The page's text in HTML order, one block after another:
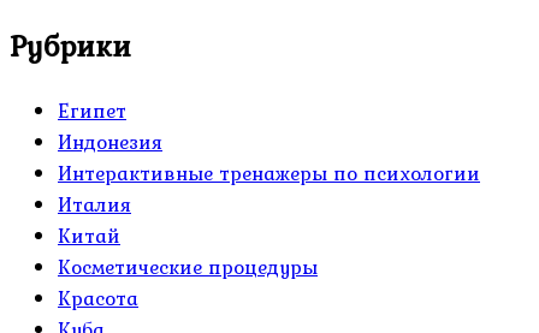
Рубрики
Египет
Индонезия
Интерактивные тренажеры по психологии
Италия
Китай
Косметические процедуры
Красота